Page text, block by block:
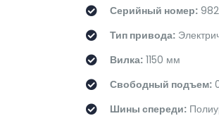
Серийный номер:
Тип привода:
Вилка: 1150 мм
Свободный подъем:
Шины спереди: